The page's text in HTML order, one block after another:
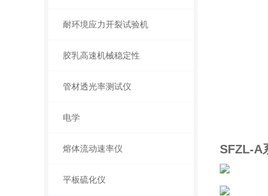
耐环境应力开裂试验机
胶乳高速机械稳定性
管材透光率测试仪
电学
熔体流动速率仪
平板硫化仪
SFZL-A